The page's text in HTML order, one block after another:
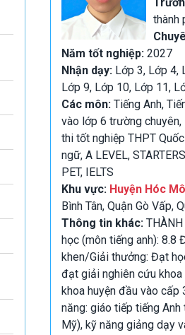
thành
Năm tốt nghiệp: 2027
Nhận dạy: Lớp 3, Lớp 4,
Lớp 9, Lớp 10, Lớp 11,
Các môn: Tiếng Anh,
vào lớp 6 trường
thi tốt nghiệp THPT
ngữ, A LEVEL,
PET, IELTS
Khu vực: Huyện Hóc
Bình Tân, Quận Gò Vấp,
Thông tin khác:
học (môn tiếng anh): 8.8
khen/Giải thưởng: Đạt
đạt giải nghiên cứu
khoa huyện đầu vào cấp
năng: giáo tiếp tiếng
Mỹ), kỹ năng giảng dạy